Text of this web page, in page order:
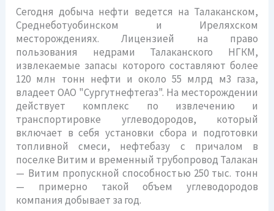
Сегодня добыча нефти ведется на Талаканском,
Среднеботуобинском и Иреляхском
месторождениях. Лицензией на право
пользования недрами Талаканского НГКМ,
извлекаемые запасы которого составляют более
120 млн тонн нефти и около 55 млрд м3 газа,
владеет ОАО "Сургутнефтегаз". На месторождении
действует комплекс по извлечению и
транспортировке углеводородов, который
включает в себя установки сбора и подготовки
топливной смеси, нефтебазу с причалом в
поселке Витим и временный трубопровод Талакан
— Витим пропускной способностью 250 тыс. тонн
— примерно такой объем углеводородов
компания добывает за год.